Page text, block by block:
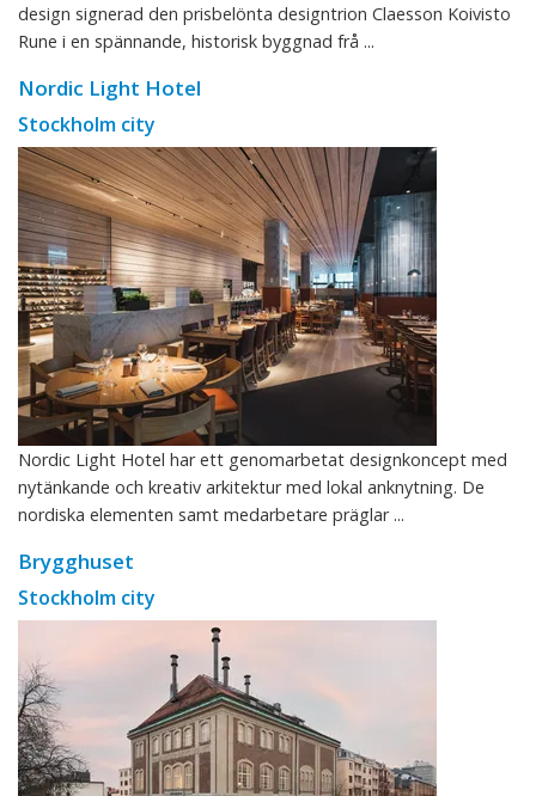
design signerad den prisbelönta designtrion Claesson Koivisto
Rune i en spännande, historisk byggnad frå ...
Nordic Light Hotel
Stockholm city
Nordic Light Hotel har ett genomarbetat designkoncept med
nytänkande och kreativ arkitektur med lokal anknytning. De
nordiska elementen samt medarbetare präglar ...
Brygghuset
Stockholm city